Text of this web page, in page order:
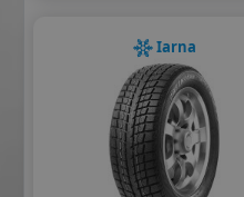
Iarna